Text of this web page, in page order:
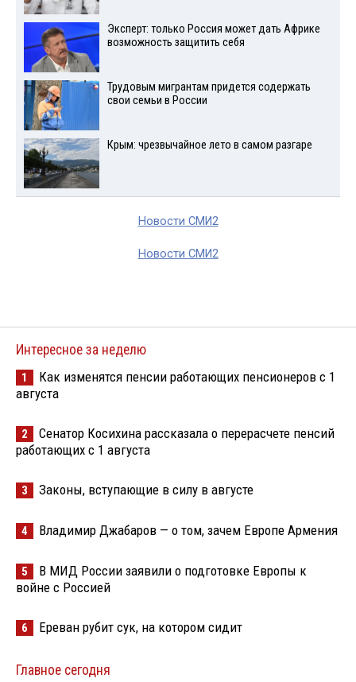
Эксперт: только Россия может дать Африке
возможность защитить себя
Трудовым мигрантам придется содержать
свои семьи в России
Крым: чрезвычайное лето в самом разгаре
Новости СМИ2
Новости СМИ2
Интересное за неделю
1
Как изменятся пенсии работающих пенсионеров с 1
августа
2
Сенатор Косихина рассказала о перерасчете пенсий
работающих с 1 августа
3 Законы, вступающие в силу в августе
4 Владимир Джабаров — о том, зачем Европе Армения
5
В МИД России заявили о подготовке Европы к
войне с Россией
6 Ереван рубит сук, на котором сидит
Главное сегодня